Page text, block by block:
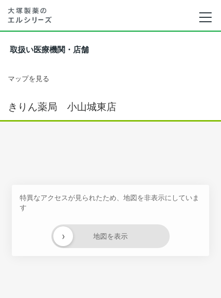
取扱い医療機関・店舗
マップを見る
きりん薬局 小山城東店
特異なアクセスが見られたため、地図を非表示にしていま
す
地図を表示
›